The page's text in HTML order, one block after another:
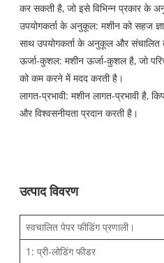
कर सकती है, जो इसे विभिन्न प्रकार के
उपयोगकर्ता के अनुकूल: मशीन को सहज
साथ उपयोगकर्ता के अनुकूल और संचालित
ऊर्जा-कुशल: मशीन ऊर्जा-कुशल है, जो
को कम करने में मदद करती है।
लागत-प्रभावी: मशीन लागत-प्रभावी है,
और विश्वसनीयता प्रदान करती है।
उत्पाद विवरण
स्वचालित पेपर फीडिंग प्रणाली।
1: प्री-लोडिंग फीडर